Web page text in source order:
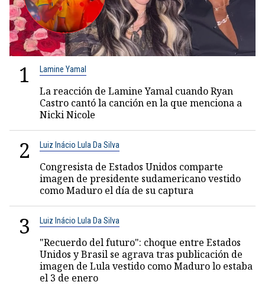
1 Lamine Yamal
La reacción de Lamine Yamal cuando Ryan
Castro cantó la canción en la que menciona a
Nicki Nicole
2 Luiz Inácio Lula Da Silva
Congresista de Estados Unidos comparte
imagen de presidente sudamericano vestido
como Maduro el día de su captura
3 Luiz Inácio Lula Da Silva
"Recuerdo del futuro": choque entre Estados
Unidos y Brasil se agrava tras publicación de
imagen de Lula vestido como Maduro lo estaba
el 3 de enero